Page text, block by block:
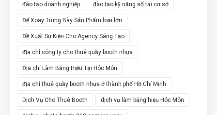
đào tạo doanh nghiệp đào tạo kỹ năng số tại cơ sở
Đế Xoay Trưng Bày Sản Phẩm loại lớn
Đề Xuất Sự Kiện Cho Agency Sáng Tạo
địa chỉ công ty cho thuê quầy booth nhựa
Địa chỉ Làm Bảng Hiệu Tại Hóc Môn
địa chỉ thuê quầy booth nhựa ở thành phố Hồ Chí Minh
Dịch Vụ Cho Thuê Booth dịch vụ làm bảng hiệu Hóc Môn